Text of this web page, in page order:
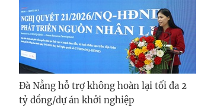
Đà Nẵng hỗ trợ không hoàn lại tối đa 2
tỷ đồng/dự án khởi nghiệp